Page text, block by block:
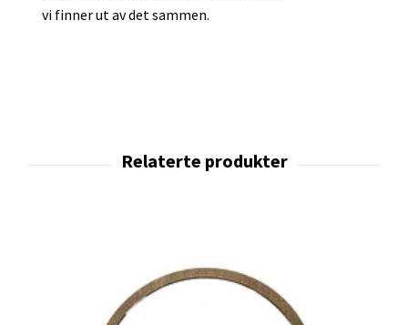
vi finner ut av det sammen.